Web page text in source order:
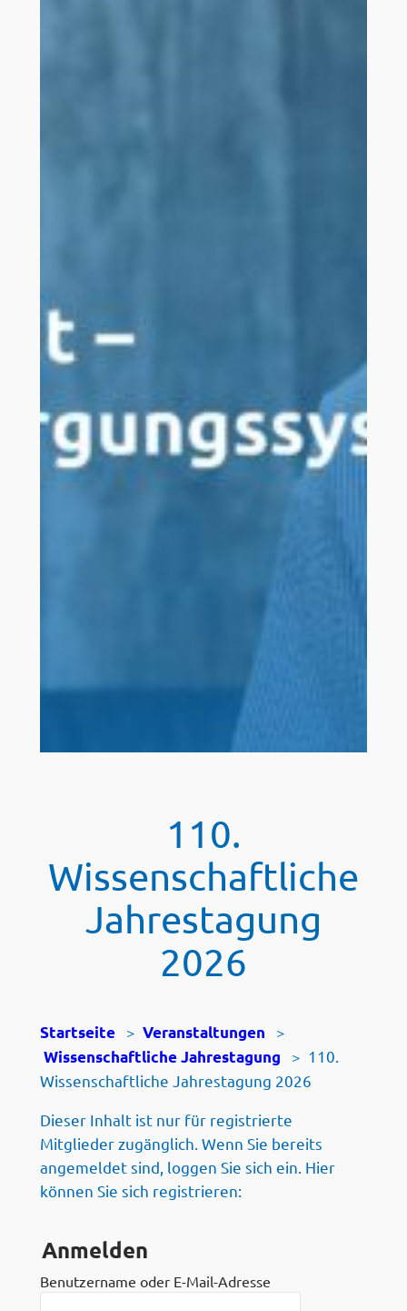
110.
Wissenschaftliche
Jahrestagung
2026
Startseite> Veranstaltungen >
Wissenschaftliche Jahrestagung > 110.
Wissenschaftliche Jahrestagung 2026
Dieser Inhalt ist nur für registrierte
Mitglieder zugänglich. Wenn Sie bereits
angemeldet sind, loggen Sie sich ein. Hier
können Sie sich registrieren:
Anmelden
Benutzername oder E-Mail-Adresse